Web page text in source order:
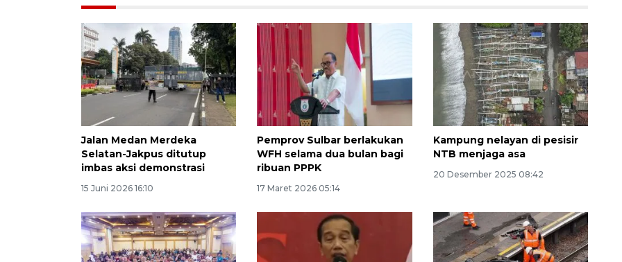
Jalan Medan Merdeka
Selatan-Jakpus ditutup
imbas aksi demonstrasi
15 Juni 2026 16:10
Pemprov Sulbar berlakukan
WFH selama dua bulan bagi
ribuan PPPK
17 Maret 2026 05:14
Kampung nelayan di pesisir
NTB menjaga asa
20 Desember 2025 08:42
Waspadai penyakit saat
musim kemarau